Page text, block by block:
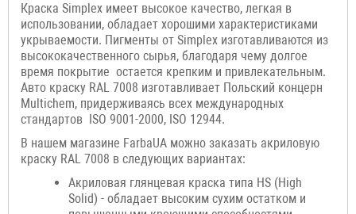
Краска Simplex имеет высокое качество, легкая в
использовании, обладает хорошими характеристиками
укрываемости. Пигменты от Simplex изготавливаются из
высококачественного сырья, благодаря чему долгое
время покрытие остается крепким и привлекательным.
Авто краску RAL 7008 изготавливает Польский концерн
Multichem, придерживаясь всех международных
стандартов ISO 9001-2000, ISO 12944.
В нашем магазине FarbaUA можно заказать акриловую
краску RAL 7008 в следующих вариантах:
Акриловая глянцевая краска типа HS (High
Solid) - обладает высоким сухим остатком и